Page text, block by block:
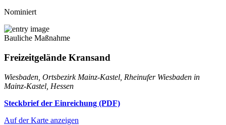
Nominiert
Bauliche Maßnahme
Freizeitgelände Kransand
Wiesbaden, Ortsbezirk Mainz-Kastel, Rheinufer Wiesbaden in
Mainz-Kastel, Hessen
Steckbrief der Einreichung (PDF)
Auf der Karte anzeigen